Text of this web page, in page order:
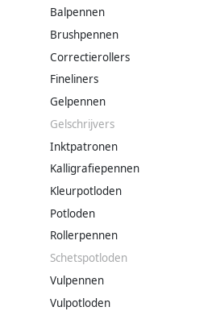
Balpennen
Brushpennen
Correctierollers
Fineliners
Gelpennen
Gelschrijvers
Inktpatronen
Kalligrafiepennen
Kleurpotloden
Potloden
Rollerpennen
Schetspotloden
Vulpennen
Vulpotloden